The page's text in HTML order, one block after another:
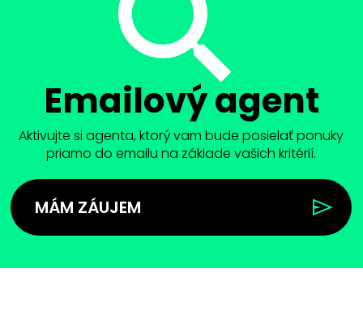
Emailový agent
Aktivujte si agenta, ktorý vam bude posielať ponuky
priamo do emailu na základe vašich kritérií.
MÁM ZÁUJEM